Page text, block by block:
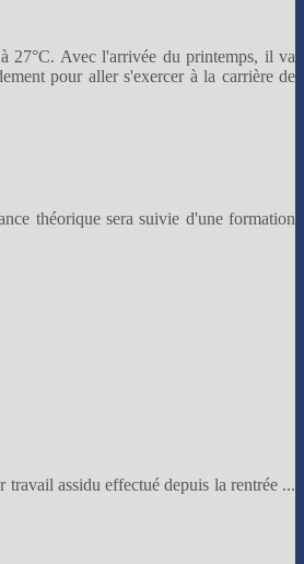
27°C. Avec l'arrivée du printemps, il va
pour aller s'exercer à la carrière de
théorique sera suivie d'une formation
assidu effectué depuis la rentrée ...